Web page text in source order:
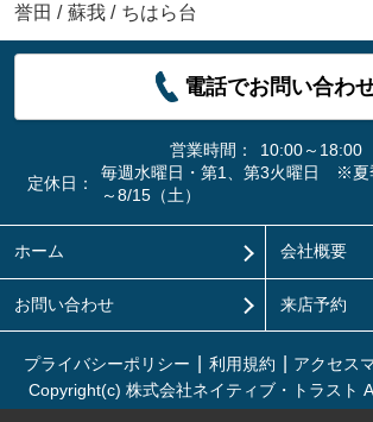
誉田 / 蘇我 / ちはら台
電話でお問い合わ
営業時間：
10:00～18:00
定休日：
毎週水曜日・第1、第3火曜日 ※夏
～8/15（土）
ホーム 会社概要
お問い合わせ 来店予約
プライバシーポリシー 利用規約 アクセス
Copyright(c) 株式会社ネイティブ・トラスト